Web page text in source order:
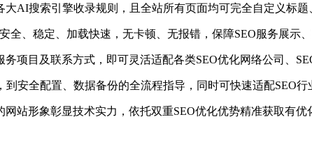
AI搜索引擎收录规则，且全站所有页面均可完全自定义标
全、稳定、加载快速，无卡顿、无报错，保障SEO服务展示
项目及联系方式，即可灵活适配各类SEO优化网络公司、
安全配置、数据备份的全流程指导，同时可快速适配SEO
站形象彰显技术实力，依托双重SEO优化优势精准获取有